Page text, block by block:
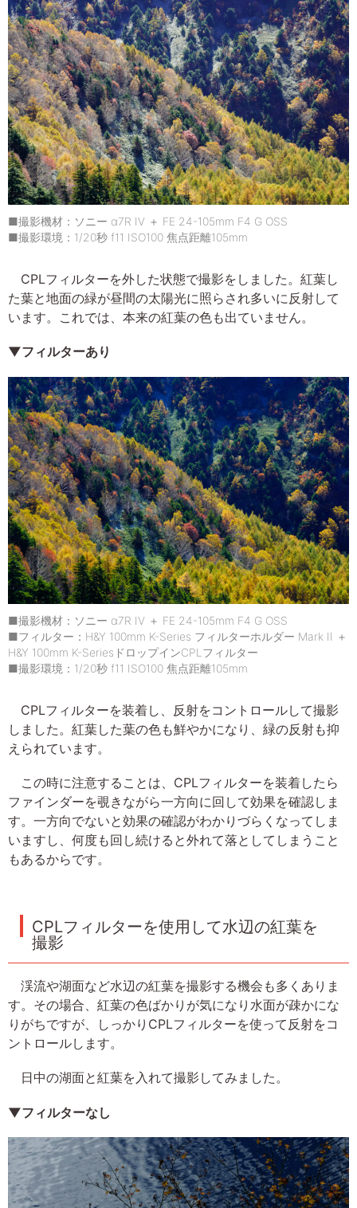
■撮影機材：ソニー α7R IV ＋ FE 24-105mm F4 G OSS
■撮影環境：1/20秒 f11 ISO100 焦点距離105mm
CPLフィルターを外した状態で撮影をしました。紅葉し
た葉と地面の緑が昼間の太陽光に照らされ多いに反射して
います。これでは、本来の紅葉の色も出ていません。
▼フィルターあり
■撮影機材：ソニー α7R IV ＋ FE 24-105mm F4 G OSS
■フィルター：H&Y 100mm K-Series フィルターホルダー Mark II ＋
H&Y 100mm K-SeriesドロップインCPLフィルター
■撮影環境：1/20秒 f11 ISO100 焦点距離105mm
CPLフィルターを装着し、反射をコントロールして撮影
しました。紅葉した葉の色も鮮やかになり、緑の反射も抑
えられています。
この時に注意することは、CPLフィルターを装着したら
ファインダーを覗きながら一方向に回して効果を確認しま
す。一方向でないと効果の確認がわかりづらくなってしま
いますし、何度も回し続けると外れて落としてしまうこと
もあるからです。
CPLフィルターを使用して水辺の紅葉を
撮影
渓流や湖面など水辺の紅葉を撮影する機会も多くありま
す。その場合、紅葉の色ばかりが気になり水面が疎かにな
りがちですが、しっかりCPLフィルターを使って反射をコ
ントロールします。
日中の湖面と紅葉を入れて撮影してみました。
▼フィルターなし